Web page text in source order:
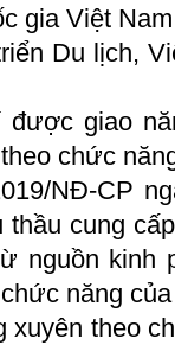
gia Việt
Du lịch,
giao
chức
NĐ-CP
thầu cung
nguồn kinh
năng
theo